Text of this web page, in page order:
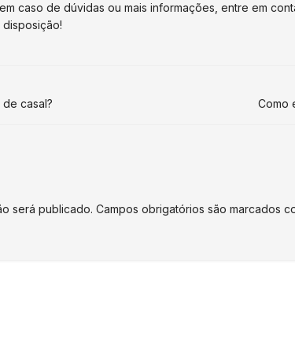
caso de dúvidas ou mais informações, entre em
disposição!
casal?
Como
será publicado. Campos obrigatórios são marcados